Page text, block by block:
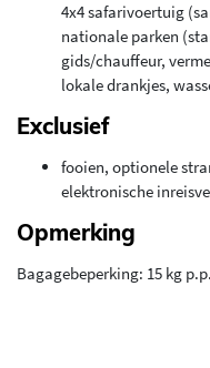
4x4 safarivoertuig
nationale parken
gids/chauffeur,
lokale drankjes,
Exclusief
fooien, optionele
elektronische
Opmerking
Bagagebeperking: 15 kg